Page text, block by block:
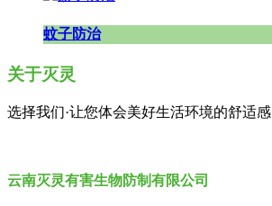
蚊子防治
关于灭灵
选择我们·让您体会美好生活环境的舒适感
云南灭灵有害生物防制有限公司